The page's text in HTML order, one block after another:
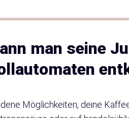
man seine
Möglichkeiten, deine